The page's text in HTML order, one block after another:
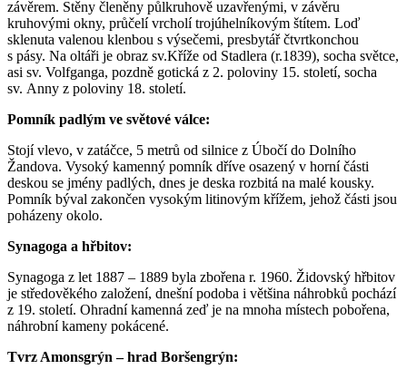
závěrem. Stěny členěny půlkruhově uzavřenými, v závěru
kruhovými okny, průčelí vrcholí trojúhelníkovým štítem. Loď
sklenuta valenou klenbou s výsečemi, presbytář čtvrtkonchou
s pásy. Na oltáři je obraz sv.Kříže od Stadlera (r.1839), socha světce,
asi sv. Volfganga, pozdně gotická z 2. poloviny 15. století, socha
sv. Anny z poloviny 18. století.
Pomník padlým ve světové válce:
Stojí vlevo, v zatáčce, 5 metrů od silnice z Úbočí do Dolního
Žandova. Vysoký kamenný pomník dříve osazený v horní části
deskou se jmény padlých, dnes je deska rozbitá na malé kousky.
Pomník býval zakončen vysokým litinovým křížem, jehož části jsou
poházeny okolo.
Synagoga a hřbitov:
Synagoga z let 1887 – 1889 byla zbořena r. 1960. Židovský hřbitov
je středověkého založení, dnešní podoba i většina náhrobků pochází
z 19. století. Ohradní kamenná zeď je na mnoha místech pobořena,
náhrobní kameny pokácené.
Tvrz Amonsgrýn – hrad Boršengrýn: